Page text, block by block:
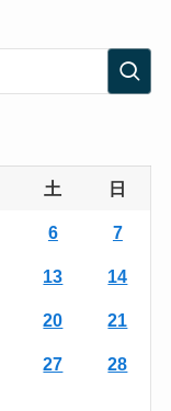
土 日
6 7
13 14
20 21
27 28